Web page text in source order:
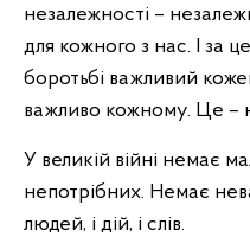
незалежності –
для кожного з нас. І за
боротьбі важливий
важливо кожному. Це –
У великій війні немає
непотрібних. Немає
людей, і дій, і слів.